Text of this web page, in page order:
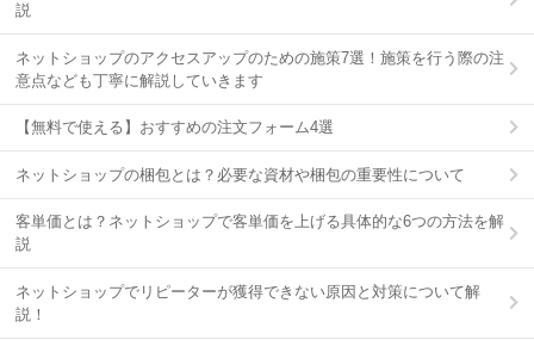
説
ネットショップのアクセスアップのための施策7選！施策を行う際の注
意点なども丁寧に解説していきます
【無料で使える】おすすめの注文フォーム4選
ネットショップの梱包とは？必要な資材や梱包の重要性について
客単価とは？ネットショップで客単価を上げる具体的な6つの方法を解
説
ネットショップでリピーターが獲得できない原因と対策について解
説！